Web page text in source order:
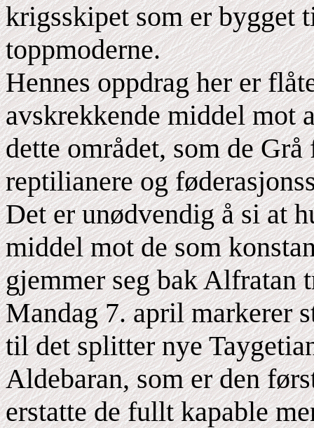
krigsskipet som er bygget
toppmoderne.
Hennes oppdrag her er
avskrekkende middel mot
dette området, som de
reptilianere og
Det er unødvendig å si at
middel mot de som
gjemmer seg bak Alfratan
Mandag 7. april markerer
til det splitter nye
Aldebaran, som er den
erstatte de fullt kapable